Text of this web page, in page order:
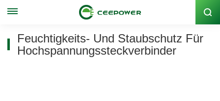
Lagercode: 300062
Feuchtigkeits- Und Staubschutz Für
Hochspannungssteckverbinder